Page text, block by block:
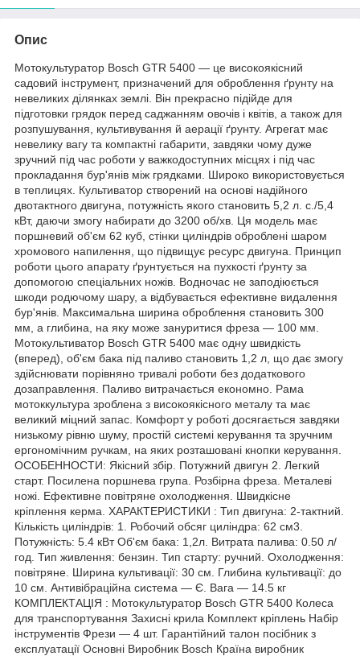
Опис
Мотокультуратор Bosch GTR 5400 — це високоякісний
садовий інструмент, призначений для оброблення ґрунту на
невеликих ділянках землі. Він прекрасно підійде для
підготовки грядок перед саджанням овочів і квітів, а також для
розпушування, культивування й аерації ґрунту. Агрегат має
невелику вагу та компактні габарити, завдяки чому дуже
зручний під час роботи у важкодоступних місцях і під час
прокладання бур'янів між грядками. Широко використовується
в теплицях. Культиватор створений на основі надійного
двотактного двигуна, потужність якого становить 5,2 л. с./5,4
кВт, даючи змогу набирати до 3200 об/хв. Ця модель має
поршневий об'єм 62 куб, стінки циліндрів оброблені шаром
хромового напилення, що підвищує ресурс двигуна. Принцип
роботи цього апарату ґрунтується на пухкості ґрунту за
допомогою спеціальних ножів. Водночас не заподіюється
шкоди родючому шару, а відбувається ефективне видалення
бур'янів. Максимальна ширина оброблення становить 300
мм, а глибина, на яку може зануритися фреза — 100 мм.
Мотокультиватор Bosch GTR 5400 має одну швидкість
(вперед), об'єм бака під паливо становить 1,2 л, що дає змогу
здійснювати порівняно тривалі роботи без додаткового
дозаправлення. Паливо витрачається економно. Рама
мотоккультура зроблена з високоякісного металу та має
великий міцний запас. Комфорт у роботі досягається завдяки
низькому рівню шуму, простій системі керування та зручним
ергономічним ручкам, на яких розташовані кнопки керування.
ОСОБЕННОСТИ: Якісний збір. Потужний двигун 2. Легкий
старт. Посилена поршнева група. Розбірна фреза. Металеві
ножі. Ефективне повітряне охолодження. Швидкісне
кріплення керма. ХАРАКТЕРИСТИКИ : Тип двигуна: 2-тактний.
Кількість циліндрів: 1. Робочий обсяг циліндра: 62 см3.
Потужність: 5.4 кВт Об'єм бака: 1,2л. Витрата палива: 0.50 л/
год. Тип живлення: бензин. Тип старту: ручний. Охолодження:
повітряне. Ширина культивації: 30 см. Глибина культивації: до
10 см. Антивібраційна система — Є. Вага — 14.5 кг
КОМПЛЕКТАЦІЯ : Мотокультуратор Bosch GTR 5400 Колеса
для транспортування Захисні крила Комплект кріплень Набір
інструментів Фрези — 4 шт. Гарантійний талон посібник з
експлуатації Основні Виробник Bosch Країна виробник